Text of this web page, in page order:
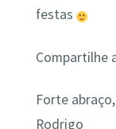
festas
Compartilhe
Forte abraço,
Rodrigo